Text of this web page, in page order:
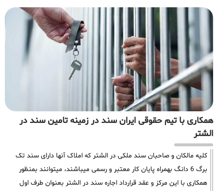
همکاری با تیم حقوقی ایران سند در زمینه تامین سند در
الشتر
کلیه مالکان و صاحبان سند ملکی در الشتر که املاک آنها دارای سند تک
برگ 6 دانگ بهمراه پایان کار معتبر و رسمی میباشند، میتوانند بمنظور
همکاری با این مرکز و عقد قرارداد اجاره سند در الشتر بعنوان طرف اول